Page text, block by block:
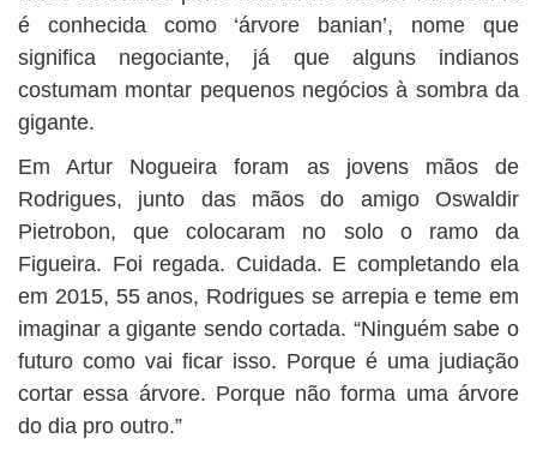
é conhecida como ‘árvore banian’, nome que
significa negociante, já que alguns indianos
costumam montar pequenos negócios à sombra da
gigante.
Em Artur Nogueira foram as jovens mãos de
Rodrigues, junto das mãos do amigo Oswaldir
Pietrobon, que colocaram no solo o ramo da
Figueira. Foi regada. Cuidada. E completando ela
em 2015, 55 anos, Rodrigues se arrepia e teme em
imaginar a gigante sendo cortada. “Ninguém sabe o
futuro como vai ficar isso. Porque é uma judiação
cortar essa árvore. Porque não forma uma árvore
do dia pro outro.”